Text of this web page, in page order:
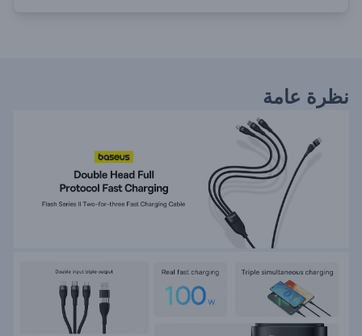
نظرة عامة